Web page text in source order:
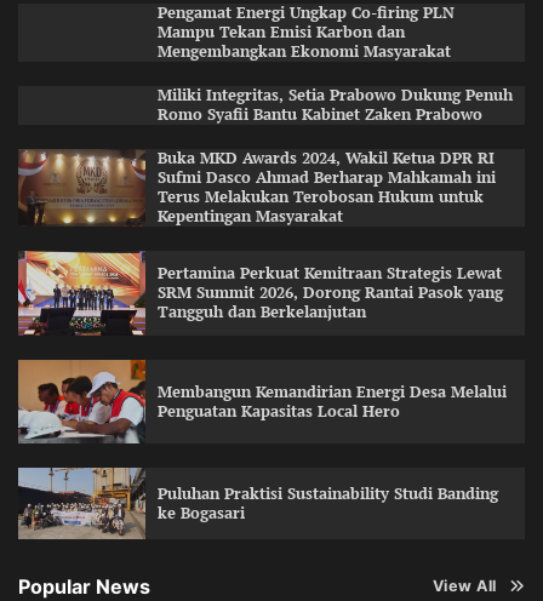
Pengamat Energi Ungkap Co-firing PLN
Mampu Tekan Emisi Karbon dan
Mengembangkan Ekonomi Masyarakat
Miliki Integritas, Setia Prabowo Dukung Penuh
Romo Syafii Bantu Kabinet Zaken Prabowo
Buka MKD Awards 2024, Wakil Ketua DPR RI
Sufmi Dasco Ahmad Berharap Mahkamah ini
Terus Melakukan Terobosan Hukum untuk
Kepentingan Masyarakat
Pertamina Perkuat Kemitraan Strategis Lewat
SRM Summit 2026, Dorong Rantai Pasok yang
Tangguh dan Berkelanjutan
Membangun Kemandirian Energi Desa Melalui
Penguatan Kapasitas Local Hero
Puluhan Praktisi Sustainability Studi Banding
ke Bogasari
Popular News View All